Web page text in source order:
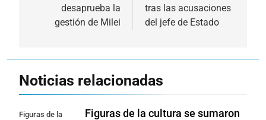
desaprueba la
gestión de Milei
tras las acusaciones
del jefe de Estado
Noticias relacionadas
Figuras de la
Figuras de la cultura se sumaron